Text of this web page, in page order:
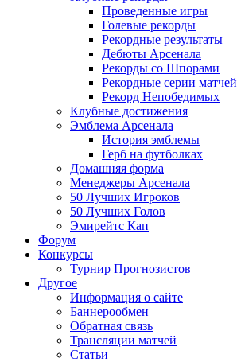
Проведенные игры
Голевые рекорды
Рекордные результаты
Дебюты Арсенала
Рекорды со Шпорами
Рекордные серии матчей
Рекорд Непобедимых
Клубные достижения
Эмблема Арсенала
История эмблемы
Герб на футболках
Домашняя форма
Менеджеры Арсенала
50 Лучших Игроков
50 Лучших Голов
Эмирейтс Кап
Форум
Конкурсы
Турнир Прогнозистов
Другое
Информация о сайте
Баннерообмен
Обратная связь
Трансляции матчей
Статьи